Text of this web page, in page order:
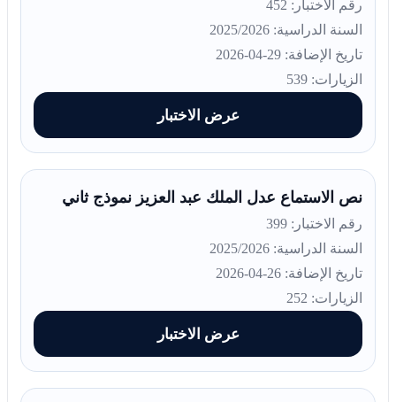
رقم الاختبار: 452
السنة الدراسية: 2025/2026
تاريخ الإضافة: 29-04-2026
الزيارات: 539
عرض الاختبار
نص الاستماع عدل الملك عبد العزيز نموذج ثاني
رقم الاختبار: 399
السنة الدراسية: 2025/2026
تاريخ الإضافة: 26-04-2026
الزيارات: 252
عرض الاختبار